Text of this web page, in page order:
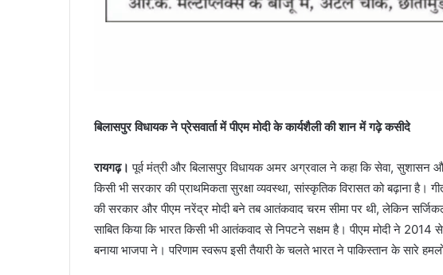
बिलासपुर विधायक ने प्रेसवार्ता में पीएम मोदी के कार्यशैली की शान में गढ़े कसीदे
रायगढ़। पूर्व मंत्री और बिलासपुर विधायक अमर अग्रवाल ने कहा कि सेवा, सुशासन
किसी भी सरकार की प्राथमिकता सुरक्षा व्यवस्था, सांस्कृतिक विरासत को बढ़ाना
की सरकार और पीएम नरेंद्र मोदी बने तब आतंकवाद चरम सीमा पर थी, लेकिन
साबित किया कि भारत किसी भी आतंकवाद से निपटने सक्षम है। पीएम मोदी ने
बनाया भाजपा ने। परिणाम स्वरूप इसी तैयारी के चलते भारत ने पाकिस्तान के सारे